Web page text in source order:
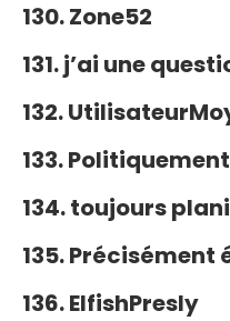
130. Zone52
131. j’ai une
132.
133.
134. toujours
135. Précisément
136. ElfishPresly